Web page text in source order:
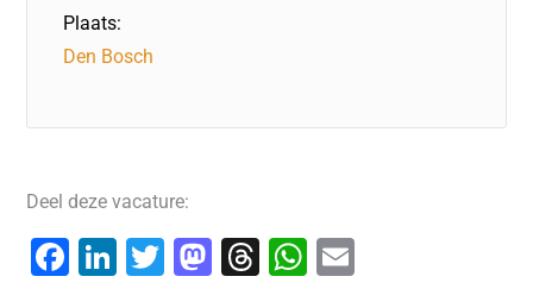
Plaats:
Den Bosch
Deel deze vacature:
F
Li T
M T
W